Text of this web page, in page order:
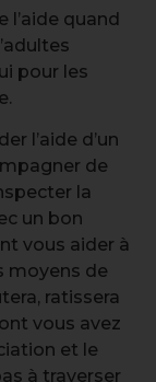
l’aide quand
pour les
l’aide d’un
de
la
un bon
vous aider à
moyens de
ratissera
vous avez
et le
à traverser